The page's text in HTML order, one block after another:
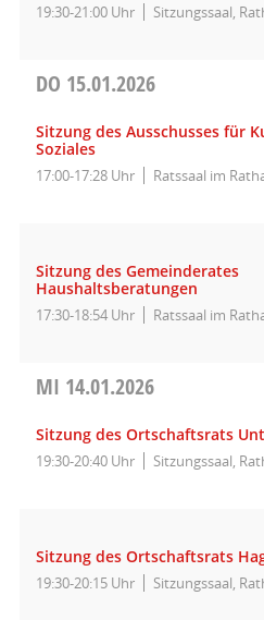
19:30-21:00 Uhr Sitzungssaal,
DO 15.01.2026
Sitzung des Ausschusses für
Soziales
17:00-17:28 Uhr Ratssaal im
Sitzung des Gemeinderates
Haushaltsberatungen
17:30-18:54 Uhr Ratssaal im
MI 14.01.2026
Sitzung des Ortschaftsrats
19:30-20:40 Uhr Sitzungssaal,
Sitzung des Ortschaftsrats
19:30-20:15 Uhr Sitzungssaal,